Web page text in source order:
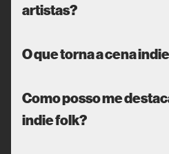
artistas?
O que torna a cena
Como posso me
indie folk?